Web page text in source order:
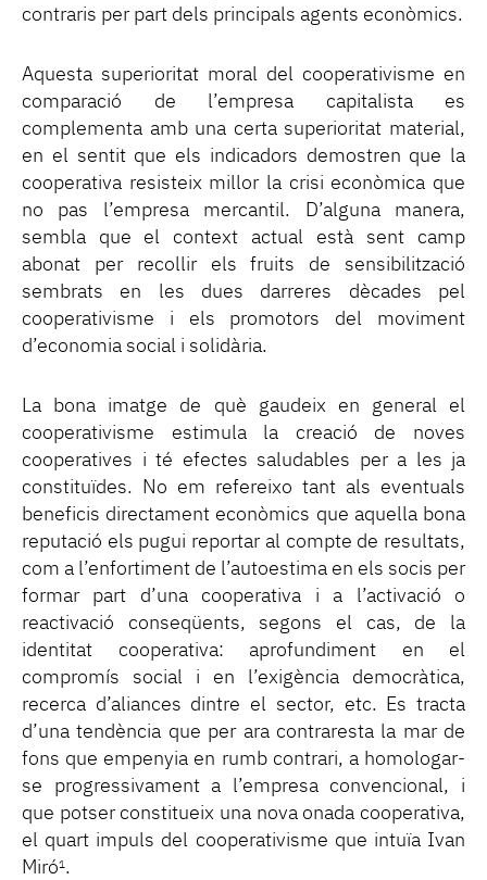
contraris per part dels principals agents econòmics.
Aquesta superioritat moral del cooperativisme en
comparació de l’empresa capitalista es
complementa amb una certa superioritat material,
en el sentit que els indicadors demostren que la
cooperativa resisteix millor la crisi econòmica que
no pas l’empresa mercantil. D’alguna manera,
sembla que el context actual està sent camp
abonat per recollir els fruits de sensibilització
sembrats en les dues darreres dècades pel
cooperativisme i els promotors del moviment
d’economia social i solidària.
La bona imatge de què gaudeix en general el
cooperativisme estimula la creació de noves
cooperatives i té efectes saludables per a les ja
constituïdes. No em refereixo tant als eventuals
beneficis directament econòmics que aquella bona
reputació els pugui reportar al compte de resultats,
com a l’enfortiment de l’autoestima en els socis per
formar part d’una cooperativa i a l’activació o
reactivació conseqüents, segons el cas, de la
identitat cooperativa: aprofundiment en el
compromís social i en l’exigència democràtica,
recerca d’aliances dintre el sector, etc. Es tracta
d’una tendència que per ara contraresta la mar de
fons que empenyia en rumb contrari, a homologar-
se progressivament a l’empresa convencional, i
que potser constitueix una nova onada cooperativa,
el quart impuls del cooperativisme que intuïa Ivan
Miró1.